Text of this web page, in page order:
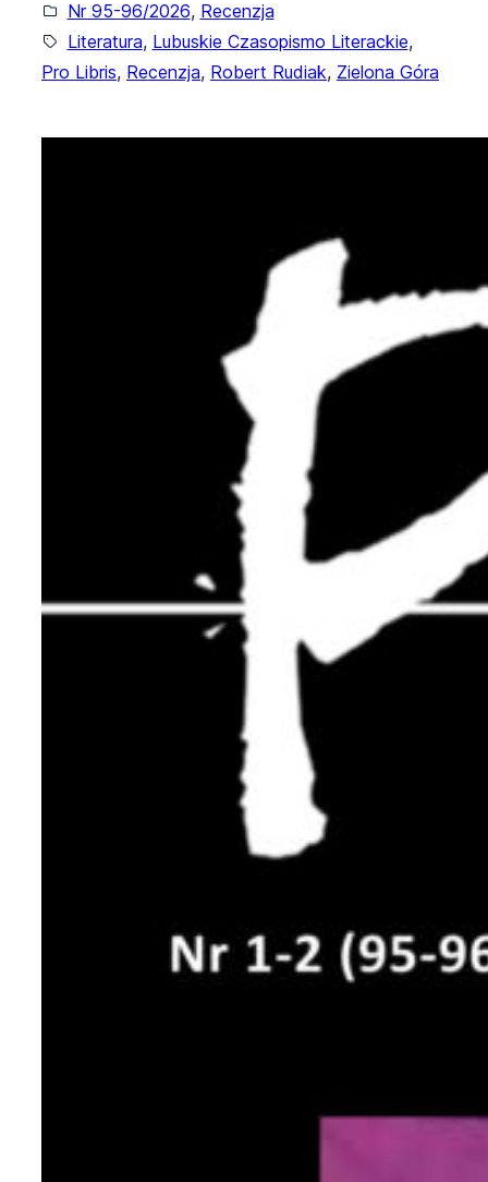
Nr 95-96/2026, Recenzja
Literatura, Lubuskie Czasopismo Literackie,
Pro Libris, Recenzja, Robert Rudiak, Zielona Góra